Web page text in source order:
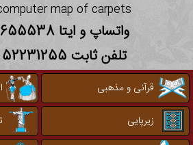
map of carpets
واتساپ و ایتا 09149655538
تلفن ثابت 52231255 - 041
قرآنی و مذهبی
زیرپایی